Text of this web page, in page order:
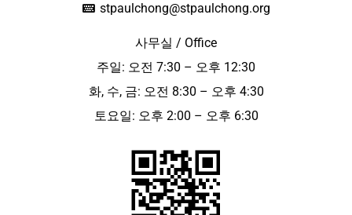
stpaulchong@stpaulchong.org
사무실 / Office
주일: 오전 7:30 – 오후 12:30
화, 수, 금: 오전 8:30 – 오후 4:30
토요일: 오후 2:00 – 오후 6:30